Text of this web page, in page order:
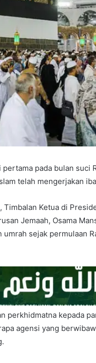
pertama pada bulan suci
telah mengerjakan
, Timbalan Ketua di
Jemaah, Osama
sejak permulaan
perkhidmatna kepada
agensi yang